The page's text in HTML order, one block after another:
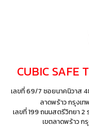
CUBIC SAFE
เลขที่ 69/7 ซอยนาคนิวาส
ลาดพร้าว กรุงเ
เลขที่ 199 ถนนสตรีวิทยา
เขตลาดพร้าว